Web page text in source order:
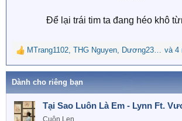
Để lại trái tim ta đang héo khô
R
e
c
t
i
o
MTrang1102 THG Nguyen Dương2301 và 4
Dành cho riêng bạn
Tại Sao Luôn Là Em - Lynn Ft.
Cuộn Len